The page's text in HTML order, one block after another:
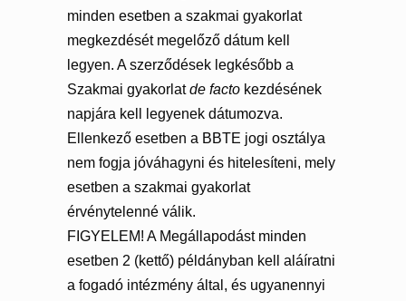
minden esetben a szakmai gyakorlat
megkezdését megelőző dátum kell
legyen. A szerződések legkésőbb a
Szakmai gyakorlatde facto kezdésének
napjára kell legyenek dátumozva.
Ellenkező esetben a BBTE jogi osztálya
nem fogja jóváhagyni és hitelesíteni, mely
esetben a szakmai gyakorlat
érvénytelenné válik.
FIGYELEM! A Megállapodást minden
esetben 2 (kettő) példányban kell aláíratni
a fogadó intézmény által, és ugyanennyi